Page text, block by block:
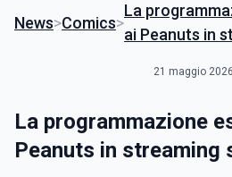
News>Comics>
La
ai Peanuts in
21 maggio
La programmazione
Peanuts in streaming